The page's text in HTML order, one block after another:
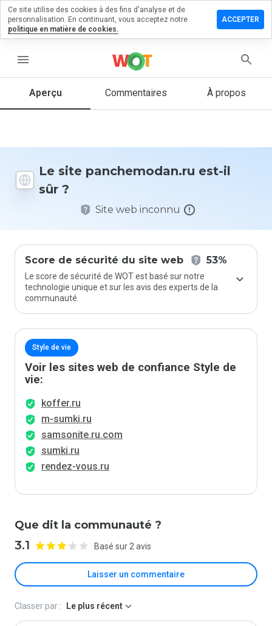
menu
Aperçu Commentaires À propos
Le site panchemodan.ru est-il
sûr ?
Site web inconnu
Score de sécurité du site web 53%
Le score de sécurité de WOT est basé sur notre
technologie unique et sur les avis des experts de la
communauté.
Style de vie
Voir les sites web de confiance Style de
vie:
koffer.ru
m-sumki.ru
samsonite.ru.com
sumki.ru
rendez-vous.ru
Que dit la communauté ?
3.1 Basé sur 2 avis
Laisser un commentaire
un
1 et 5
vous à ce
site ?
Classer par : Le plus récent
Ce site utilise des cookies à des fins d'analyse et de
personnalisation. En continuant, vous acceptez notre
politique en matière de cookies.
ACCEPTER